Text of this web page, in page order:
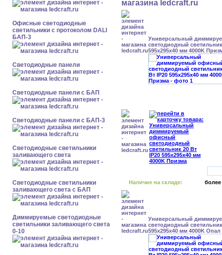
Офисные светодиодные
светильники с протоколом DALI
БАП-3
Cветодиодные панели
Cветодиодные панели с БАП
Cветодиодные панели с БАП-3
Светодиодные светильники
заливающего света
Светодиодные светильники
заливающего света с БАП
Диммируемые светодиодные
светильники заливающего света
0-10
Универсальный
светодиодный
595x295x40 мм 4000K
Наличие на складе: более
Универсальный
светодиодный
595x295x40 мм 4000K Опал